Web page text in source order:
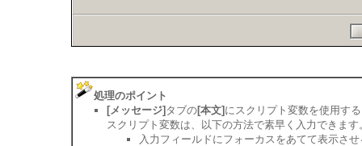
処理のポイント
[メッセージ] タブの[本文] にスクリプト変数を使用す
スクリプト変数は、以下の方法で素早く入力できます
入力フィールドにフォーカスをあてて表示さ